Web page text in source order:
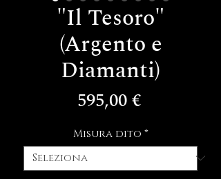
"Il Tesoro"
(Argento e
Diamanti)
595,00 €Prezzo
Misura dito *